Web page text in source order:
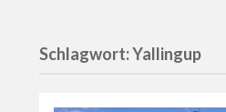
Schlagwort:Yallingup